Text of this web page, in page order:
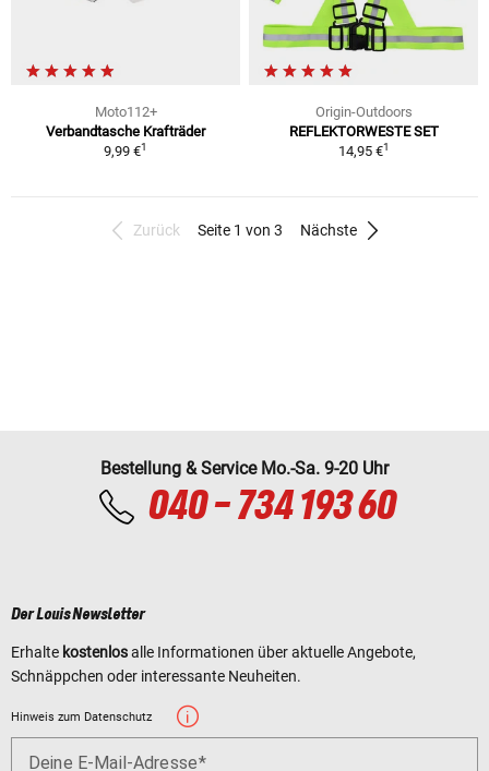
Moto112+
Verbandtasche Krafträder
9,99 €1
Origin-Outdoors
REFLEKTORWESTE SET
14,95 €1
Zurück Seite 1 von 3 Nächste
Bestellung & Service Mo.-Sa. 9-20 Uhr
040 - 734 193 60
Der Louis Newsletter
Erhalte kostenlosalle Informationen über aktuelle Angebote,
Schnäppchen oder interessante Neuheiten.
Hinweis zum Datenschutz
Deine E-Mail-Adresse